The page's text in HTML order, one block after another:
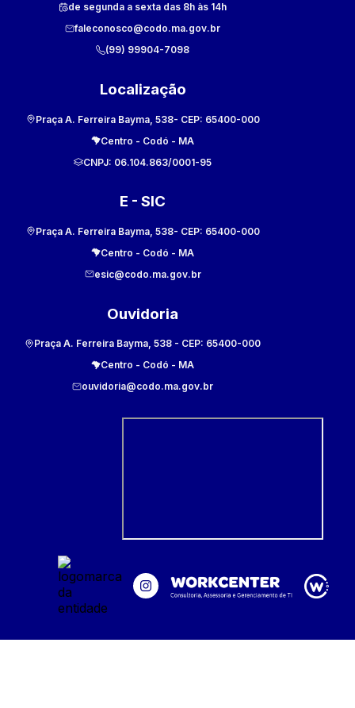
de segunda a sexta das 8h às 14h
faleconosco@codo.ma.gov.br
(99) 99904-7098
Localização
Praça A. Ferreira Bayma, 538- CEP: 65400-000
Centro - Codó - MA
CNPJ: 06.104.863/0001-95
E - SIC
Praça A. Ferreira Bayma, 538- CEP: 65400-000
Centro - Codó - MA
esic@codo.ma.gov.br
Ouvidoria
Praça A. Ferreira Bayma, 538 - CEP: 65400-000
Centro - Codó - MA
ouvidoria@codo.ma.gov.br